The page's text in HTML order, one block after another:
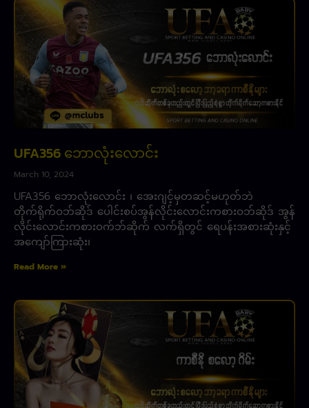
UFA356 ဘောလုံးလောင်း
March 10, 2024
UFA356 ဘောလုံးလောင်း ၊ အေးဂျင့်မှတဆင့်မဟုတ်ဘဲ
တိုက်ရိုက်ဝဘ်ဆိုဒ် ပေါင်းစပ်အွန်လိုင်းလောင်းကစားဝဘ်ဆိုဒ် အွန်
လိုင်းလောင်းကစားဝက်ဘ်ဆိုက် လက်ရှိတွင် ရေပန်းအစားဆုံးနှင့်
အကျော်ကြားဆုံး၊
Read More »